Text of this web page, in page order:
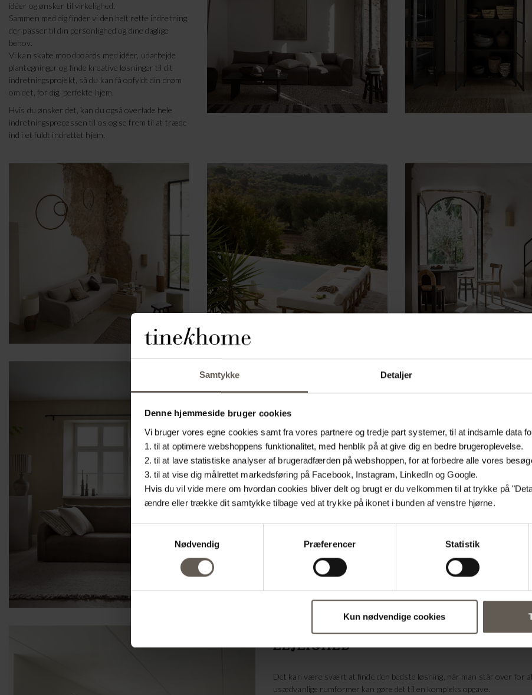
Samtykke Detaljer
Denne hjemmeside bruger cookies
Vi bruger vores egne cookies samt fra vores partnere og tredje part systemer, til at indsamle data
1. til at optimere webshoppens funktionalitet, med henblik på at give dig en bedre brugeroplevelse.
2. til at lave statistiske analyser af brugeradfærden på webshoppen, for at forbedre alle vores
3. til at vise dig målrettet markedsføring på Facebook, Instagram, LinkedIn og Google.
Hvis du vil vide mere om hvordan cookies bliver delt og brugt er du velkommen til at trykke på
ændre eller trække dit samtykke tilbage ved at trykke på ikonet i bunden af venstre hjørne.
Nødvendig
Præferencer Statistik
Kun nødvendige cookies
idéer og ønsker til virkelighed.
Sammen med dig finder vi den helt rette indretning,
der passer til din personlighed og dine daglige
behov.
Vi kan skabe moodboards med idéer, udarbejde
plantegninger og finde kreative løsninger til dit
indretningsprojekt, så du kan få opfyldt din drøm
om det, for dig, perfekte hjem.
Hvis du ønsker det, kan du også overlade hele
indretningsprocessen til os og se frem til at træde
ind i et fuldt indrettet hjem.
Det er fascinerende hvordan de små ting - fra de møbler, du vælger, til
Farver har en psykologisk effekt, materialer har deres eget sprog,
dynamikken i hvert enkelt rum.
Lad vores erfarne stylister tage dig med på en rejse for at udforske dit
farveideer og skabe en indretning, der ikke kun er visuelt smukt, men
Er du klar til at forvandle dit hjem til mere end bare et sted med fire
LEJLIGHED
Det kan være svært at finde den bedste løsning, når man står over for
usædvanlige rumformer kan gøre det til en kompleks opgave.